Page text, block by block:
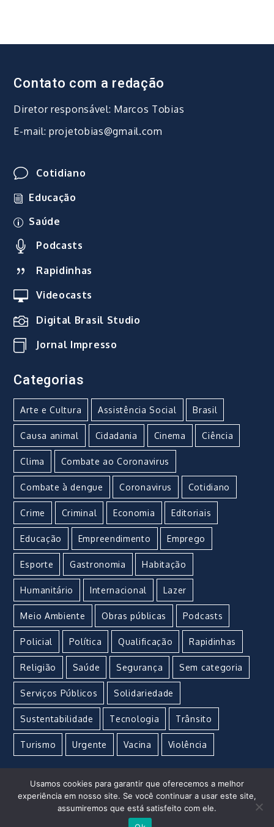
Contato com a redação
Diretor responsável: Marcos Tobias
E-mail: projetobias@gmail.com
Cotidiano
Educação
Saúde
Podcasts
Rapidinhas
Videocasts
Digital Brasil Studio
Jornal Impresso
Categorias
Arte e Cultura Assistência Social Brasil
Causa animal Cidadania Cinema Ciência
Clima Combate ao Coronavirus
Combate à dengue Coronavirus Cotidiano
Crime Criminal Economia Editoriais
Educação Empreendimento Emprego
Esporte Gastronomia Habitação
Humanitário Internacional Lazer
Meio Ambiente Obras públicas Podcasts
Policial Política Qualificação Rapidinhas
Religião Saúde Segurança Sem categoria
Serviços Públicos Solidariedade
Sustentabilidade Tecnologia Trânsito
Turismo Urgente Vacina Violência
Imperial Marketing e Propaganda © Copyright 2021 –
Usamos cookies para garantir que oferecemos a melhor
experiência em nosso site. Se você continuar a usar este site,
assumiremos que está satisfeito com ele.